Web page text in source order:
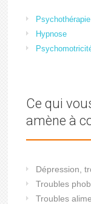
Psychothérapie
Hypnose
Ce qui
amène à
Dépression,
Troubles
Troubles